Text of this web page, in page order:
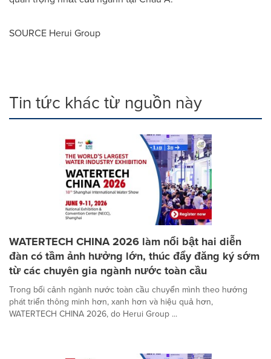
SOURCE Herui Group
Tin tức khác từ nguồn này
WATERTECH CHINA 2026 làm nổi bật hai diễn
đàn có tầm ảnh hưởng lớn, thúc đẩy đăng ký sớm
từ các chuyên gia ngành nước toàn cầu
Trong bối cảnh ngành nước toàn cầu chuyển mình theo hướng
phát triển thông minh hơn, xanh hơn và hiệu quả hơn,
WATERTECH CHINA 2026, do Herui Group ...